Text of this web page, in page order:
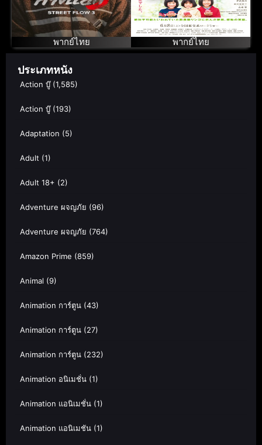
3
พากย์ไทย
ไทย]
พากย์ไทย
ประเภทหนัง
Action บู๊(1,585)
Action บู๊(193)
Adaptation (5)
Adult (1)
Adult 18+ (2)
Adventure ผจญภัย (96)
Adventure ผจญภัย (764)
Amazon Prime (859)
Animal (9)
Animation การ์ตูน (43)
Animation การ์ตูน (27)
Animation การ์ตูน (232)
Animation อนิเมชั่น (1)
Animation แอนิเมชั่น (1)
Animation แอนิเมชัน (1)